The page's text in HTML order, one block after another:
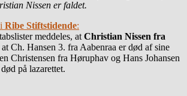
Nissen er faldet.
Ribe Stiftstidende:
meddeles, at Christian Nissen fra
Ch. Hansen 3. fra Aabenraa er død af sine
Christensen fra Høruphav og Hans Johansen
på lazarettet.